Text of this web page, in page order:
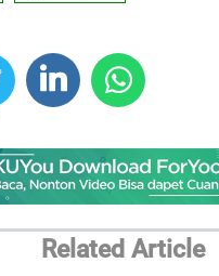
Related Article